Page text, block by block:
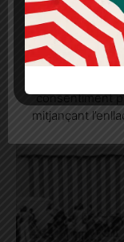
Més
Quan l’usuari
seu
consentiment
mitjançant